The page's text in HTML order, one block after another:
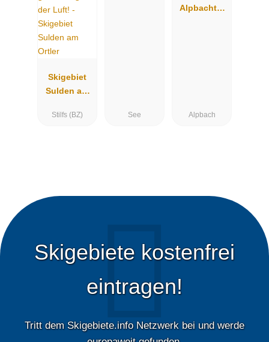
Skigebiet
Sulden am
Stilfs (BZ) See
Alpbachtal
Alpbach
Skigebiete kostenfrei
eintragen!
Tritt dem Skigebiete.info Netzwerk bei und werde